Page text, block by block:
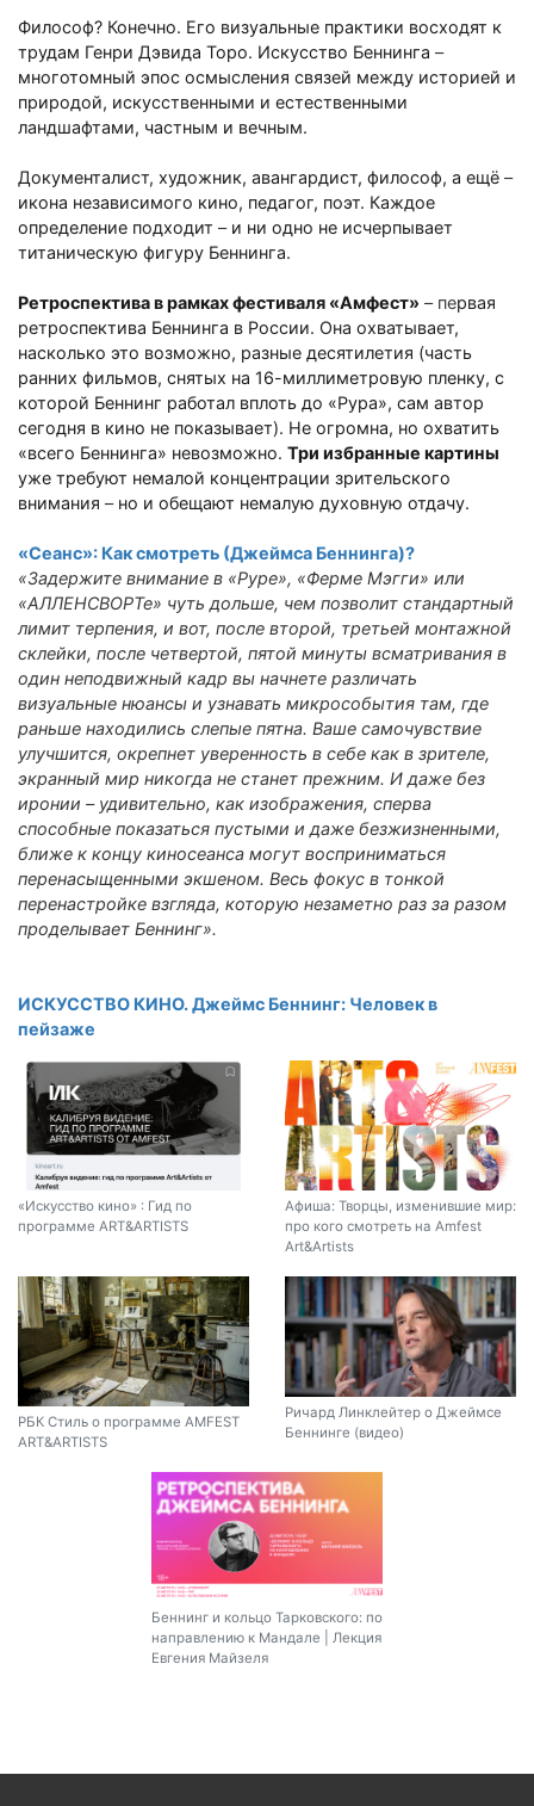
Философ? Конечно. Его визуальные практики восходят к
трудам Генри Дэвида Торо. Искусство Беннинга –
многотомный эпос осмысления связей между историей и
природой, искусственными и естественными
ландшафтами, частным и вечным.
Документалист, художник, авангардист, философ, а ещё –
икона независимого кино, педагог, поэт. Каждое
определение подходит – и ни одно не исчерпывает
титаническую фигуру Беннинга.
Ретроспектива в рамках фестиваля «Амфест» – первая
ретроспектива Беннинга в России. Она охватывает,
насколько это возможно, разные десятилетия (часть
ранних фильмов, снятых на 16-миллиметровую пленку, с
которой Беннинг работал вплоть до «Рура», сам автор
сегодня в кино не показывает). Не огромна, но охватить
«всего Беннинга» невозможно. Три избранные картины
уже требуют немалой концентрации зрительского
внимания – но и обещают немалую духовную отдачу.
«Сеанс»: Как смотреть (Джеймса Беннинга)?
«Задержите внимание в «Руре», «Ферме Мэгги» или
«АЛЛЕНСВОРТе» чуть дольше, чем позволит стандартный
лимит терпения, и вот, после второй, третьей монтажной
склейки, после четвертой, пятой минуты всматривания в
один неподвижный кадр вы начнете различать
визуальные нюансы и узнавать микрособытия там, где
раньше находились слепые пятна. Ваше самочувствие
улучшится, окрепнет уверенность в себе как в зрителе,
экранный мир никогда не станет прежним. И даже без
иронии – удивительно, как изображения, сперва
способные показаться пустыми и даже безжизненными,
ближе к концу киносеанса могут восприниматься
перенасыщенными экшеном. Весь фокус в тонкой
перенастройке взгляда, которую незаметно раз за разом
проделывает Беннинг».
ИСКУССТВО КИНО. Джеймс Беннинг: Человек в
пейзаже
«Искусство кино» : Гид по
программе ART&ARTISTS
Афиша: Творцы, изменившие мир:
про кого смотреть на Amfest
Art&Artists
РБК Стиль о программе AMFEST
ART&ARTISTS
Ричард Линклейтер о Джеймсе
Беннинге (видео)
Беннинг и кольцо Тарковского: по
направлению к Мандале | Лекция
Евгения Майзеля